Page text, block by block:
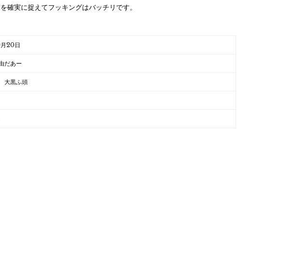
実に捉えてフッキングはバッチリです。
20日
だあー
大黒ふ頭